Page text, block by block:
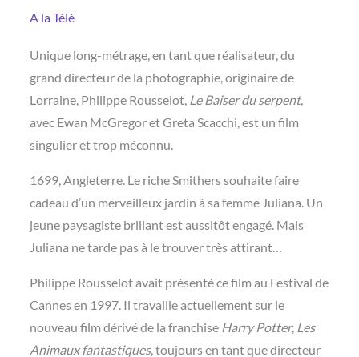
A la Télé
Unique long-métrage, en tant que réalisateur, du
grand directeur de la photographie, originaire de
Lorraine, Philippe Rousselot, Le Baiser du serpent,
avec Ewan McGregor et Greta Scacchi, est un film
singulier et trop méconnu.
1699, Angleterre. Le riche Smithers souhaite faire
cadeau d’un merveilleux jardin à sa femme Juliana. Un
jeune paysagiste brillant est aussitôt engagé. Mais
Juliana ne tarde pas à le trouver très attirant…
Philippe Rousselot avait présenté ce film au Festival de
Cannes en 1997. Il travaille actuellement sur le
nouveau film dérivé de la franchise Harry Potter, Les
Animaux fantastiques, toujours en tant que directeur